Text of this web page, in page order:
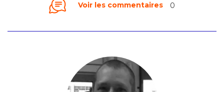
Voir les commentaires 0